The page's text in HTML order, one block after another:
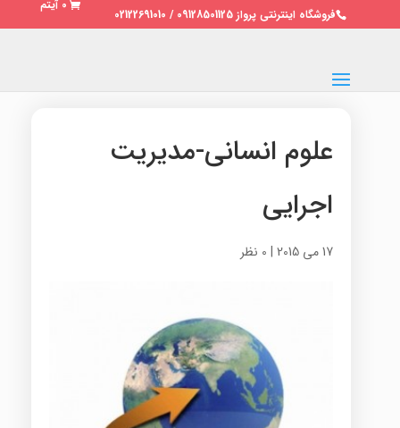
فروشگاه اینترنتی پرواز 09128501125 / 02122691010
0 آیتم
علوم انسانی-مدیریت
اجرایی
17 می 2015 | 0 نظر